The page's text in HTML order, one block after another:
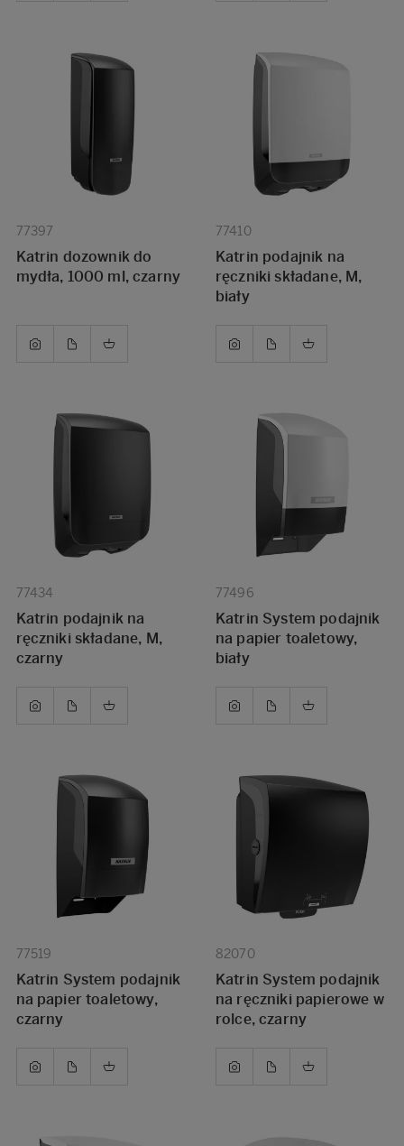
77397
Katrin dozownik do
mydła, 1000 ml, czarny
77410
Katrin podajnik na
ręczniki składane, M,
biały
77434
Katrin podajnik na
ręczniki składane, M,
czarny
77496
Katrin System podajnik
na papier toaletowy,
biały
77519
Katrin System podajnik
na papier toaletowy,
czarny
82070
Katrin System podajnik
na ręczniki papierowe w
rolce, czarny